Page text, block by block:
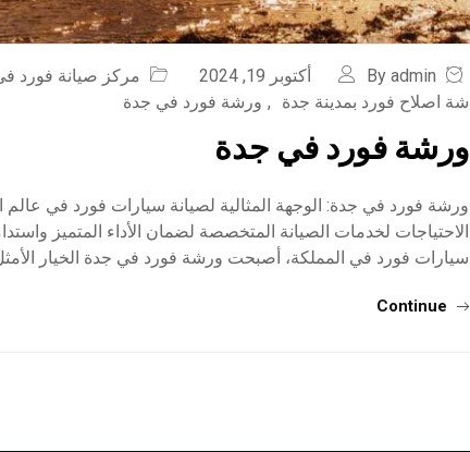
By admin أكتوبر 19, 2024 مركز صيانة فورد
شة اصلاح فورد بمدينة جدة
, ورشة فورد في جدة
ورشة فورد في جدة
ورشة فورد في جدة: الوجهة المثالية لصيانة سيارات فورد في عالم
الاحتياجات لخدمات الصيانة المتخصصة لضمان الأداء المتميز
سيارات فورد في المملكة، أصبحت ورشة فورد في جدة الخيار
Continue